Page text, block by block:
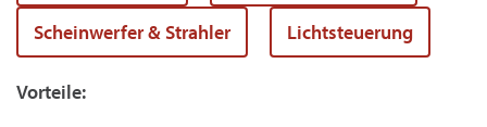
Scheinwerfer & Strahler Lichtsteuerung
Vorteile: